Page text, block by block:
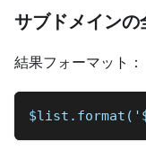
サブドメインの
結果フォーマット：